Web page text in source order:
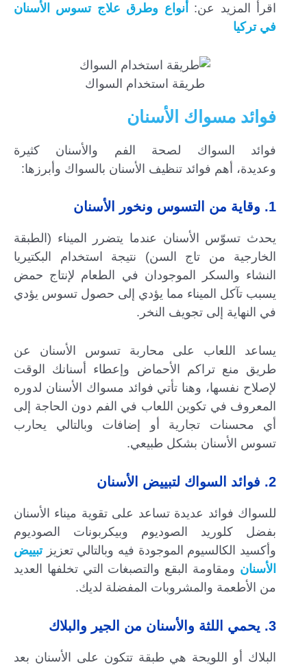
اقرأ المزيد عن: أنواع وطرق علاج تسوس الأسنان
في تركيا
طريقة استخدام السواك
فوائد مسواك الأسنان
فوائد السواك لصحة الفم والأسنان كثيرة
وعديدة، أهم فوائد تنظيف الأسنان بالسواك وأبرزها:
1. وقاية من التسوس ونخور الأسنان
يحدث تسوّس الأسنان عندما يتضرر الميناء (الطبقة
الخارجية من تاج السن) نتيجة استخدام البكتيريا
النشاء والسكر الموجودان في الطعام لإنتاج حمض
يسبب تآكل الميناء مما يؤدي إلى حصول تسوس يؤدي
في النهاية إلى تجويف النخر.
يساعد اللعاب على محاربة تسوس الأسنان عن
طريق منع تراكم الأحماض وإعطاء أسنانك الوقت
لإصلاح نفسها، وهنا تأتي فوائد مسواك الأسنان لدوره
المعروف في تكوين اللعاب في الفم دون الحاجة إلى
أي محسنات تجارية أو إضافات وبالتالي يحارب
تسوس الأسنان بشكل طبيعي.
2. فوائد السواك لتبييض الأسنان
للسواك فوائد عديدة تساعد على تقوية ميناء الأسنان
بفضل كلوريد الصوديوم وبيكربونات الصوديوم
وأكسيد الكالسيوم الموجودة فيه وبالتالي تعزيزتبييض
الأسنان ومقاومة البقع والتصبغات التي تخلفها العديد
من الأطعمة والمشروبات المفضلة لديك.
3. يحمي اللثة والأسنان من الجير والبلاك
البلاك أو اللويحة هي طبقة تتكون على الأسنان بعد